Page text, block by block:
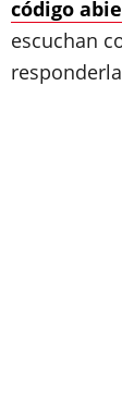
código
escuchan